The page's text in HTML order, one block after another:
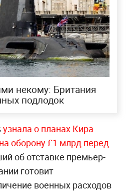
некому: Британия
подлодок
узнала о планах Кира
оборону £1 млрд перед
об отставке премьер-
готовит
военных расходов